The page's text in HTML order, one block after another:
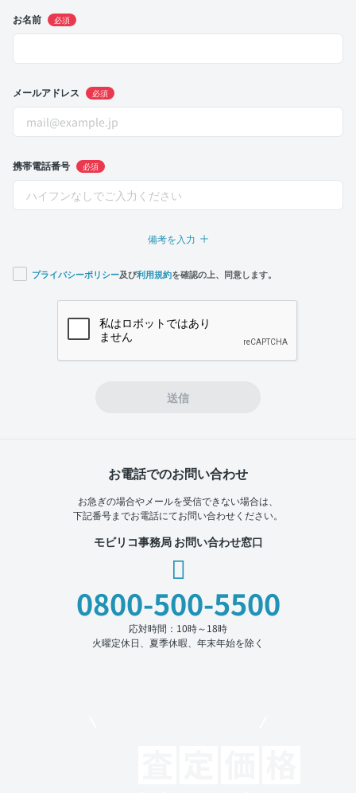
お名前 必須
メールアドレス 必須
携帯電話番号 必須
備考を入力
プライバシーポリシー及び利用規約を確認の上、同意します。
送信
お電話でのお問い合わせ
お急ぎの場合やメールを受信できない場合は、
下記番号までお電話にてお問い合わせください。
モビリコ事務局 お問い合わせ窓口
0800-500-5500
応対時間：10時～18時
火曜定休日、夏季休暇、年末年始を除く